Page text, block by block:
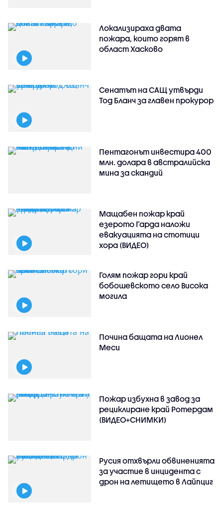
Локализираха двата
пожара, които горят в
област Хасково
Сенатът на САЩ утвърди
Тод Бланч за главен прокурор
Пентагонът инвестира 400
млн. долара в австралийска
мина за скандий
Мащабен пожар край
езерото Гарда наложи
евакуацията на стотици
хора (ВИДЕО)
Голям пожар гори край
бобошевското село Висока
могила
Почина бащата на Лионел
Меси
Пожар избухна в завод за
рециклиране край Ротердам
(ВИДЕО+СНИМКИ)
Русия отхвърли обвиненията
за участие в инцидента с
дрон на летището в Лайпциг